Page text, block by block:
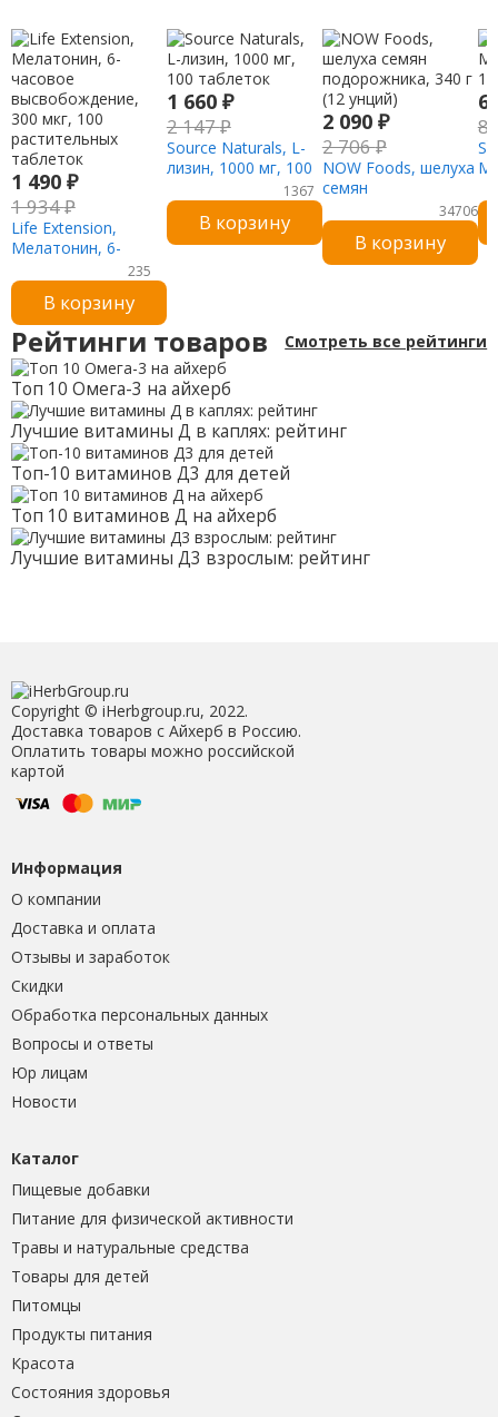
1 490 ₽
1 934₽
Life Extension,
Мелатонин, 6-
высвобождение,
300 мкг, 100
растительных
таблеток
235
В корзину
1 660 ₽
2 147₽
Source Naturals, L-
лизин, 1000 мг, 100
1367
В корзину
2 090 ₽
2 706₽
NOW Foods, шелуха
семян
подорожника, 340 г
(12 унций)
34706
В корзину
Рейтинги товаров Смотреть все рейтинги
Топ 10 Омега-3 на айхерб
Лучшие витамины Д в каплях: рейтинг
Топ-10 витаминов Д3 для детей
Топ 10 витаминов Д на айхерб
Лучшие витамины Д3 взрослым: рейтинг
Copyright © iHerbgroup.ru, 2022.
Доставка товаров с Айхерб в Россию.
Оплатить товары можно российской
картой
Информация
О компании
Доставка и оплата
Отзывы и заработок
Скидки
Обработка персональных данных
Вопросы и ответы
Юр лицам
Новости
Каталог
Пищевые добавки
Питание для физической активности
Травы и натуральные средства
Товары для детей
Питомцы
Продукты питания
Красота
Состояния здоровья